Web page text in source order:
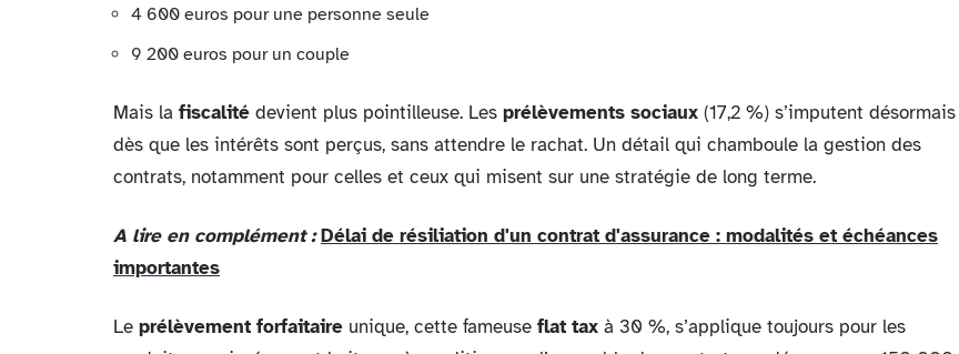
4 600 euros pour une personne seule
9 200 euros pour un couple
Mais la fiscalité devient plus pointilleuse. Les prélèvements sociaux (17,2 %) s’imputent désormais
dès que les intérêts sont perçus, sans attendre le rachat. Un détail qui chamboule la gestion des
contrats, notamment pour celles et ceux qui misent sur une stratégie de long terme.
A lire en complément : Délai de résiliation d'un contrat d'assurance : modalités et échéances
importantes
Le prélèvement forfaitaire unique, cette fameuse flat tax à 30 %, s’applique toujours pour les